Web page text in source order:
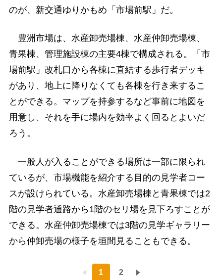
のが、新交通ゆりかもめ「市場前駅」だ。
豊洲市場は、水産卸売場棟、水産仲卸売場棟、
青果棟、管理施設棟の主要4棟で構成される。「市
場前駅」改札口から各棟に直結する歩行者デッキ
があり、地上に降りなくても各棟を行き来するこ
とができる。マップを持参するなど事前に地図を
用意し、それを手に場内を効率よく回るとよいだ
ろう。
一般人が入ることができる場所は一部に限られ
ているが、市場機能を紹介する目的の見学者コー
スが設けられている。水産卸売場棟と青果棟では2
階の見学者通路から1階のセリ場を見下ろすことが
できる。水産仲卸売場棟では3階の見学ギャラリー
から仲卸売場の様子を垣間見ることもできる。
1 2